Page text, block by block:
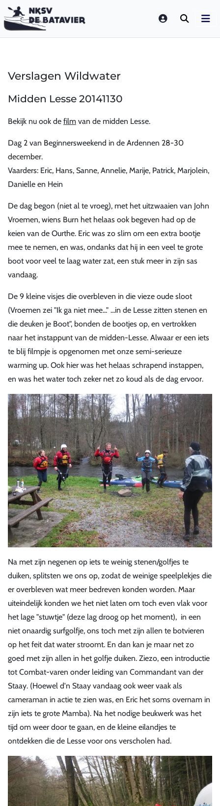
LOGIN
Verslagen Wildwater
Midden Lesse 20141130
Bekijk nu ook de film van de midden Lesse.
Dag 2 van Beginnersweekend in de Ardennen 28-30
december.
Vaarders: Eric, Hans, Sanne, Annelie, Marije, Patrick, Marjolein,
Danielle en Hein
De dag begon (niet al te vroeg), met het uitzwaaien van John
Vroemen, wiens Burn het helaas ook begeven had op de
keien van de Ourthe. Eric was zo slim om een extra bootje
mee te nemen, en was, ondanks dat hij in een veel te grote
boot voor veel te laag water zat, een stuk meer in zijn sas
vandaag.
De 9 kleine visjes die overbleven in die vieze oude sloot
(Vroemen zei "Ik ga niet mee..." ...in de Lesse zitten stenen en
die deuken je Boot", bonden de bootjes op, en vertrokken
naar het instappunt van de midden-Lesse. Alwaar er een iets
te blij filmpje is opgenomen met onze semi-serieuze
warming up. Ook hier was het helaas schrapend instappen,
en was het water toch zeker net zo koud als de dag ervoor.
Na met zijn negenen op iets te weinig stenen/golfjes te
duiken, splitsten we ons op, zodat de weinige speelplekjes die
er overbleven wat meer bedreven konden worden. Maar
uiteindelijk konden we het niet laten om toch even vlak voor
het lage "stuwtje" (deze lag droog op het moment), in een
niet onaardig surfgolfje, ons toch met zijn allen te botvieren
op het feit dat water stroomt. En dan kan je maar net zo
goed met zijn allen in het golfje duiken. Ziezo, een introductie
tot Combat-varen onder leiding van Commandant van der
Staay. (Hoewel d'n Staay vandaag ook weer vaak als
cameraman in actie te zien was, en Eric het soms overnam in
zijn iets te grote Mamba). Na het nodige beukwerk was het
tijd om weer door te gaan, en de kleine eilandjes te
ontdekken die de Lesse voor ons verscholen had.